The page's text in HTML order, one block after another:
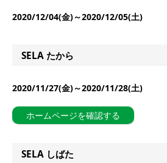
2020/12/04(金)～2020/12/05(土)
SELA たから
2020/11/27(金)～2020/11/28(土)
ホームページを確認する
SELA しばた